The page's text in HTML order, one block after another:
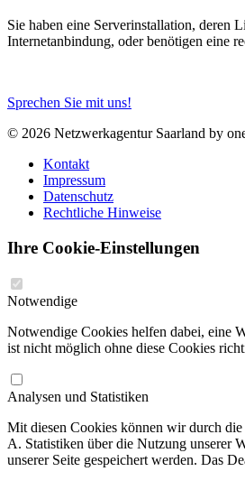
Sie haben eine Serverinstallation, deren
Internetanbindung, oder benötigen eine
Sprechen Sie mit uns!
© 2026 Netzwerkagentur Saarland by
Kontakt
Impressum
Datenschutz
Rechtliche Hinweise
Ihre Cookie-Einstellungen
Notwendige
Notwendige Cookies helfen dabei, eine
ist nicht möglich ohne diese Cookies
Analysen und Statistiken
Mit diesen Cookies können wir durch
A. Statistiken über die Nutzung unserer
unserer Seite gespeichert werden. Das